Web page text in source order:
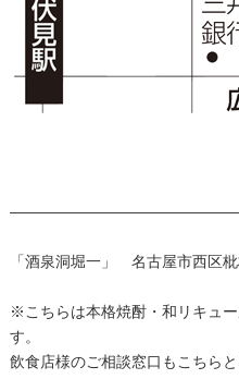
「酒泉洞堀一」 名古屋市西区
※こちらは本格焼酎・和リキュ
す。
飲食店様のご相談窓口もこちらと